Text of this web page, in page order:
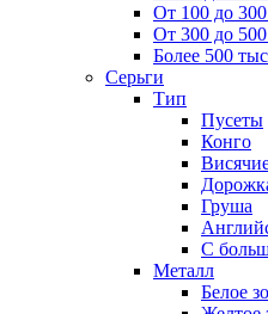
От 100 до
От 300 до
Более 500
Серьги
Тип
Пусеты
Конго
Груша
С
Металл
Белое